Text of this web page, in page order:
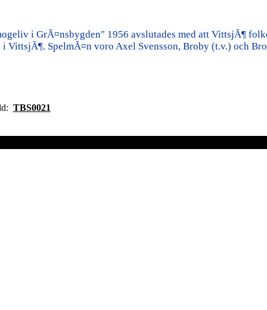
i GrÃ¤nsbygden" 1956 avslutades med att VittsjÃ¶
i VittsjÃ¶. SpelmÃ¤n voro Axel Svensson, Broby (t.v.) och
TBS0021